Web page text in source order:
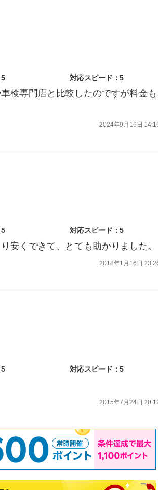
対応スピード：5
検専門店と比較したのですが料金も
2024年9月16日
対応スピード：5
安くできて、とても助かりました。
2018年1月16日
対応スピード：5
2015年7月24日